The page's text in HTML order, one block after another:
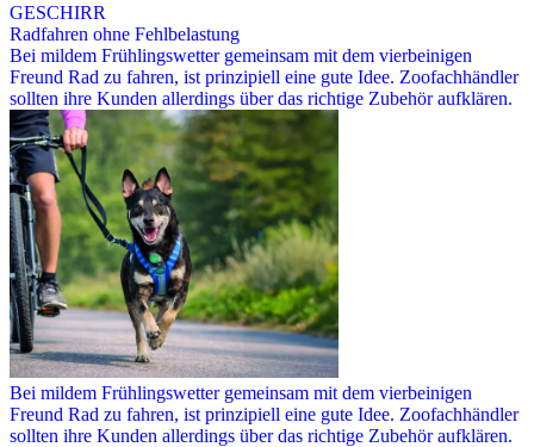
GESCHIRR
Radfahren ohne Fehlbelastung
Bei mildem Frühlingswetter gemeinsam mit dem vierbeinigen
Freund Rad zu fahren, ist prinzipiell eine gute Idee. Zoofachhändler
sollten ihre Kunden allerdings über das richtige Zubehör aufklären.
Bei mildem Frühlingswetter gemeinsam mit dem vierbeinigen
Freund Rad zu fahren, ist prinzipiell eine gute Idee. Zoofachhändler
sollten ihre Kunden allerdings über das richtige Zubehör aufklären.